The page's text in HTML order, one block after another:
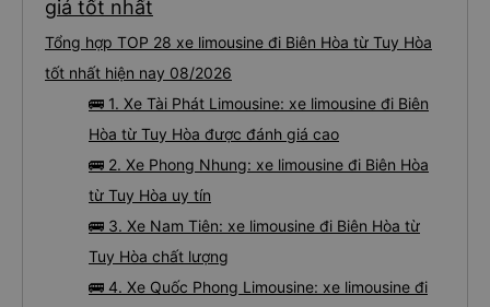
giá tốt nhất
Tổng hợp TOP 28 xe limousine đi Biên Hòa từ Tuy Hòa
tốt nhất hiện nay 08/2026
🚌 1. Xe Tài Phát Limousine: xe limousine đi Biên
Hòa từ Tuy Hòa được đánh giá cao
🚌 2. Xe Phong Nhung: xe limousine đi Biên Hòa
từ Tuy Hòa uy tín
🚌 3. Xe Nam Tiên: xe limousine đi Biên Hòa từ
Tuy Hòa chất lượng
🚌 4. Xe Quốc Phong Limousine: xe limousine đi